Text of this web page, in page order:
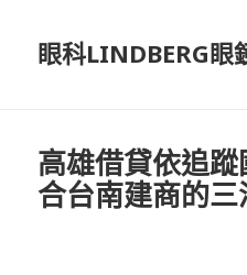
眼科LINDBERG眼
高雄借貸依追
合台南建商的